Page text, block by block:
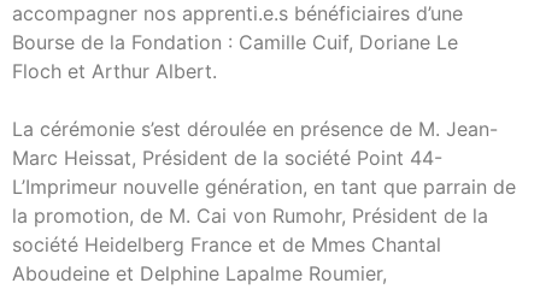
accompagner nos apprenti.e.s bénéficiaires d’une
Bourse de la Fondation : Camille Cuif, Doriane Le
Floch et Arthur Albert.
La cérémonie s’est déroulée en présence de M. Jean-
Marc Heissat, Président de la société Point 44-
L’Imprimeur nouvelle génération, en tant que parrain de
la promotion, de M. Cai von Rumohr, Président de la
société Heidelberg France et de Mmes Chantal
Aboudeine et Delphine Lapalme Roumier,